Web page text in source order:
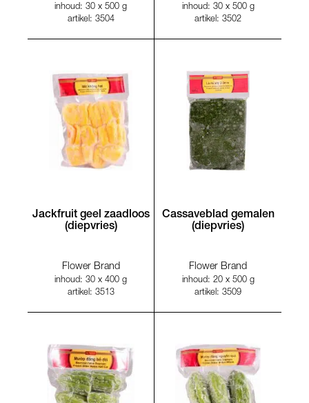
inhoud: 30 x 500 g
artikel: 3504
inhoud: 30 x 500 g
artikel: 3502
Jackfruit geel zaadloos
(diepvries)
Flower Brand
inhoud: 30 x 400 g
artikel: 3513
Cassaveblad gemalen
(diepvries)
Flower Brand
inhoud: 20 x 500 g
artikel: 3509